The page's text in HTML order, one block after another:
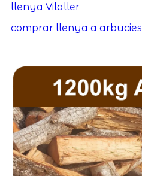
llenya Vilaller
comprar llenya a arbucies